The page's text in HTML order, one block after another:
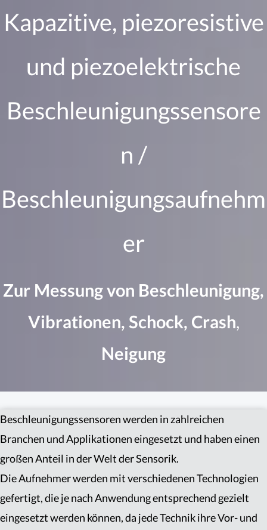
Inhalt
Kapazitive, piezoresistive
und piezoelektrische
Beschleunigungssensore
n /
Beschleunigungsaufnehm
er
Zur Messung von Beschleunigung,
Vibrationen, Schock, Crash,
Neigung
Beschleunigungssensoren werden in zahlreichen
Branchen und Applikationen eingesetzt und haben einen
großen Anteil in der Welt der Sensorik.
Die Aufnehmer werden mit verschiedenen Technologien
gefertigt, die je nach Anwendung entsprechend gezielt
eingesetzt werden können, da jede Technik ihre Vor- und